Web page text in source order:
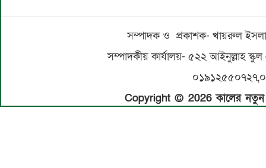
সম্পাদক ও প্রকাশক- খায়রুল
সম্পাদকীয় কার্যালয়- ৫২২ আইনুল্লাহ
Copyright © 2026 কালের